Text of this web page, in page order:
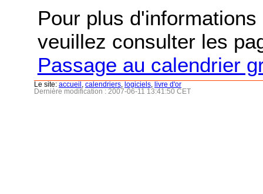
Pour plus
veuillez consulter les
Passage au calendrier
Le site: accueil calendriers logiciels
livre d'or
Dernière modification : 2007-06-11 13:41:50 CET